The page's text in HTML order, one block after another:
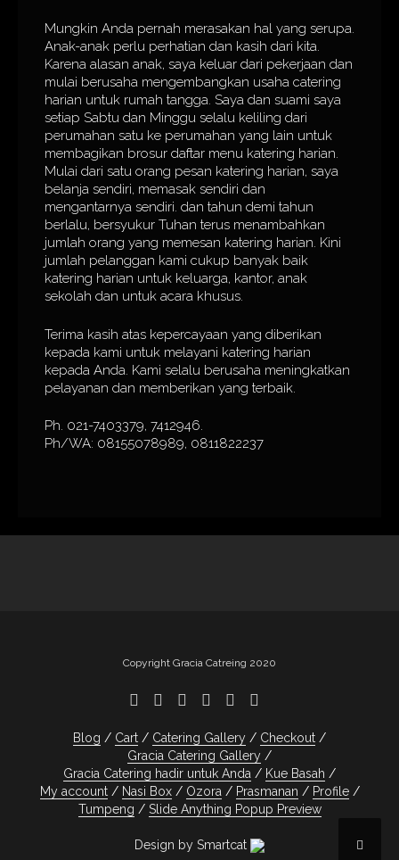
Mungkin Anda pernah merasakan hal yang serupa.
Anak-anak perlu perhatian dan kasih dari kita.
Karena alasan anak, saya keluar dari pekerjaan dan
mulai berusaha mengembangkan usaha catering
harian untuk rumah tangga. Saya dan suami saya
setiap Sabtu dan Minggu selalu keliling dari
perumahan satu ke perumahan yang lain untuk
membagikan brosur daftar menu katering harian.
Mulai dari satu orang pesan katering harian, saya
belanja sendiri, memasak sendiri dan
mengantarnya sendiri. dan tahun demi tahun
berlalu, bersyukur Tuhan terus menambahkan
jumlah orang yang memesan katering harian. Kini
jumlah pelanggan kami cukup banyak baik
katering harian untuk keluarga, kantor, anak
sekolah dan untuk acara khusus.
Terima kasih atas kepercayaan yang diberikan
kepada kami untuk melayani katering harian
kepada Anda. Kami selalu berusaha meningkatkan
pelayanan dan memberikan yang terbaik.
Ph. 021-7403379, 7412946.
Ph/WA: 08155078989, 0811822237
Copyright Gracia Catreing 2020
Blog Cart Catering Gallery
Checkout
Gracia Catering Gallery
Gracia Catering hadir untuk Anda
Kue Basah
My account
Nasi Box Ozora Prasmanan
Profile
Tumpeng
Slide Anything Popup Preview
Design by Smartcat